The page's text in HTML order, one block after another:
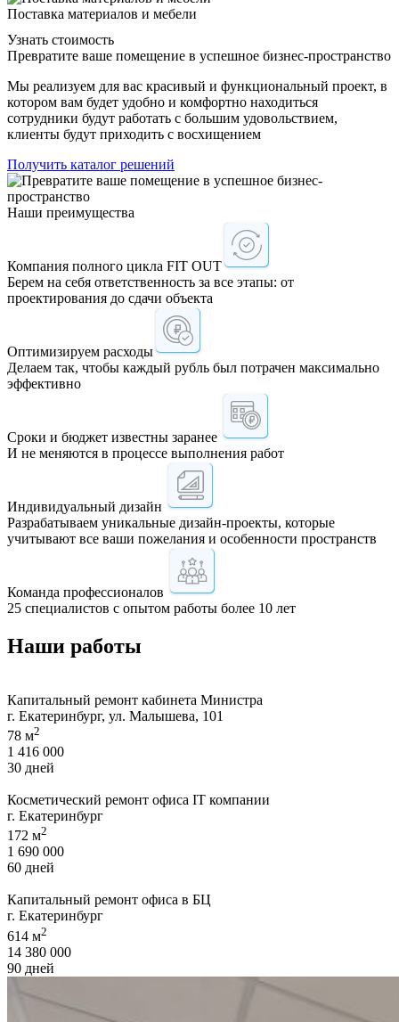
Поставка материалов и мебели
Узнать стоимость
Превратите ваше помещение в успешное бизнес-пространство
Мы реализуем для вас красивый и функциональный проект, в
котором вам будет удобно и комфортно находиться
сотрудники будут работать с большим удовольствием,
клиенты будут приходить с восхищением
Получить каталог решений
Наши преимущества
Компания полного цикла FIT OUT
Берем на себя ответственность за все этапы: от
проектирования до сдачи объекта
Оптимизируем расходы
Делаем так, чтобы каждый рубль был потрачен максимально
эффективно
Сроки и бюджет известны заранее
И не меняются в процессе выполнения работ
Индивидуальный дизайн
Разрабатываем уникальные дизайн-проекты, которые
учитывают все ваши пожелания и особенности пространств
Команда профессионалов
25 специалистов с опытом работы более 10 лет
Наши работы
Капитальный ремонт кабинета Министра
г. Екатеринбург, ул. Малышева, 101
78 м2
1 416 000
30 дней
Косметический ремонт офиса IT компании
г. Екатеринбург
172 м2
1 690 000
60 дней
Капитальный ремонт офиса в БЦ
г. Екатеринбург
614 м2
14 380 000
90 дней